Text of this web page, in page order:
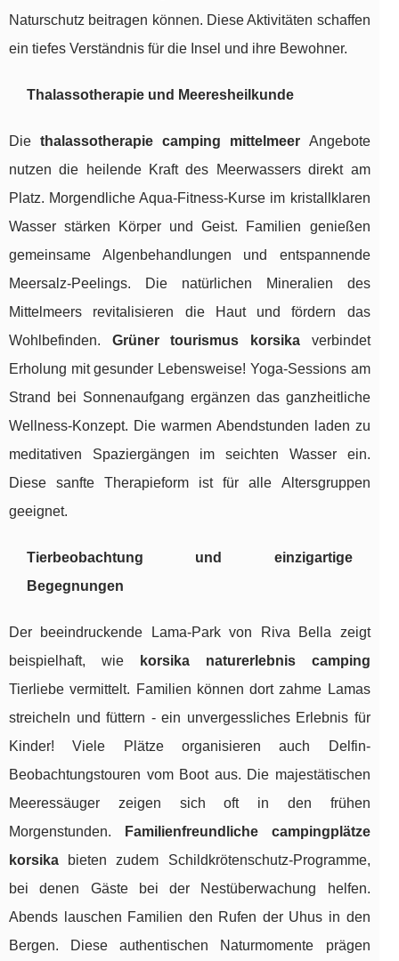
Naturschutz beitragen können. Diese Aktivitäten schaffen
ein tiefes Verständnis für die Insel und ihre Bewohner.
Thalassotherapie und Meeresheilkunde
Diethalassotherapie camping mittelmeer Angebote
nutzen die heilende Kraft des Meerwassers direkt am
Platz. Morgendliche Aqua-Fitness-Kurse im kristallklaren
Wasser stärken Körper und Geist. Familien genießen
gemeinsame Algenbehandlungen und entspannende
Meersalz-Peelings. Die natürlichen Mineralien des
Mittelmeers revitalisieren die Haut und fördern das
Wohlbefinden. Grüner tourismus korsikaverbindet
Erholung mit gesunder Lebensweise! Yoga-Sessions am
Strand bei Sonnenaufgang ergänzen das ganzheitliche
Wellness-Konzept. Die warmen Abendstunden laden zu
meditativen Spaziergängen im seichten Wasser ein.
Diese sanfte Therapieform ist für alle Altersgruppen
geeignet.
Tierbeobachtung und einzigartige
Begegnungen
Der beeindruckende Lama-Park von Riva Bella zeigt
beispielhaft, wie
korsika naturerlebnis camping
Tierliebe vermittelt. Familien können dort zahme Lamas
streicheln und füttern - ein unvergessliches Erlebnis für
Kinder! Viele Plätze organisieren auch Delfin-
Beobachtungstouren vom Boot aus. Die majestätischen
Meeressäuger zeigen sich oft in den frühen
Morgenstunden.
Familienfreundliche campingplätze
korsika bieten zudem Schildkrötenschutz-Programme,
bei denen Gäste bei der Nestüberwachung helfen.
Abends lauschen Familien den Rufen der Uhus in den
Bergen. Diese authentischen Naturmomente prägen